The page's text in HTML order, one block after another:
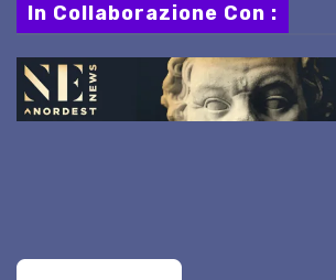
In Collaborazione Con :